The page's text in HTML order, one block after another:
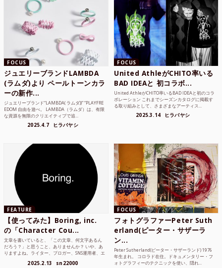
FOCUS
ジュエリーブランドLAMBDA
(ラムダ)より ペールトーンカラ
ーの新作...
ジュエリーブランド“LAMBDA( ラムダ))” “PLAYFRE
EDOM 自由を遊べ。 LAMBDA（ラムダ）は、有限
な資源を無限のクリエイティブで追...
2025.4.7 ヒラバヤシ
FOCUS
United AthleがCHITO率いる
BAD IDEAと 初コラボ...
United AthleがCHITO率いるBAD IDEAと初のコラ
ボレーション これまでシーズンカタログに掲載す
る取り組みとして、さまざまなアーティス...
2025.3.14 ヒラバヤシ
FEATURE
【使ってみた】Boring, inc.
の「Character Cou...
文章を書いていると、「この文章、何文字あるん
だろう？」と思うこと、ありませんか？ いや、あ
りますよね。ライター、ブロガー、SNS運用者、エ
2025.2.13 sn22000
FOCUS
フォトグラファーPeter Suth
erland(ピーター・サザーラ
ン...
Peter Sutherland(ピーター・サザーランド) 1976
年生まれ。 コロラド在住。ドキュメンタリー・フ
ォトグラフィーのテクニックを使い、隠れ...